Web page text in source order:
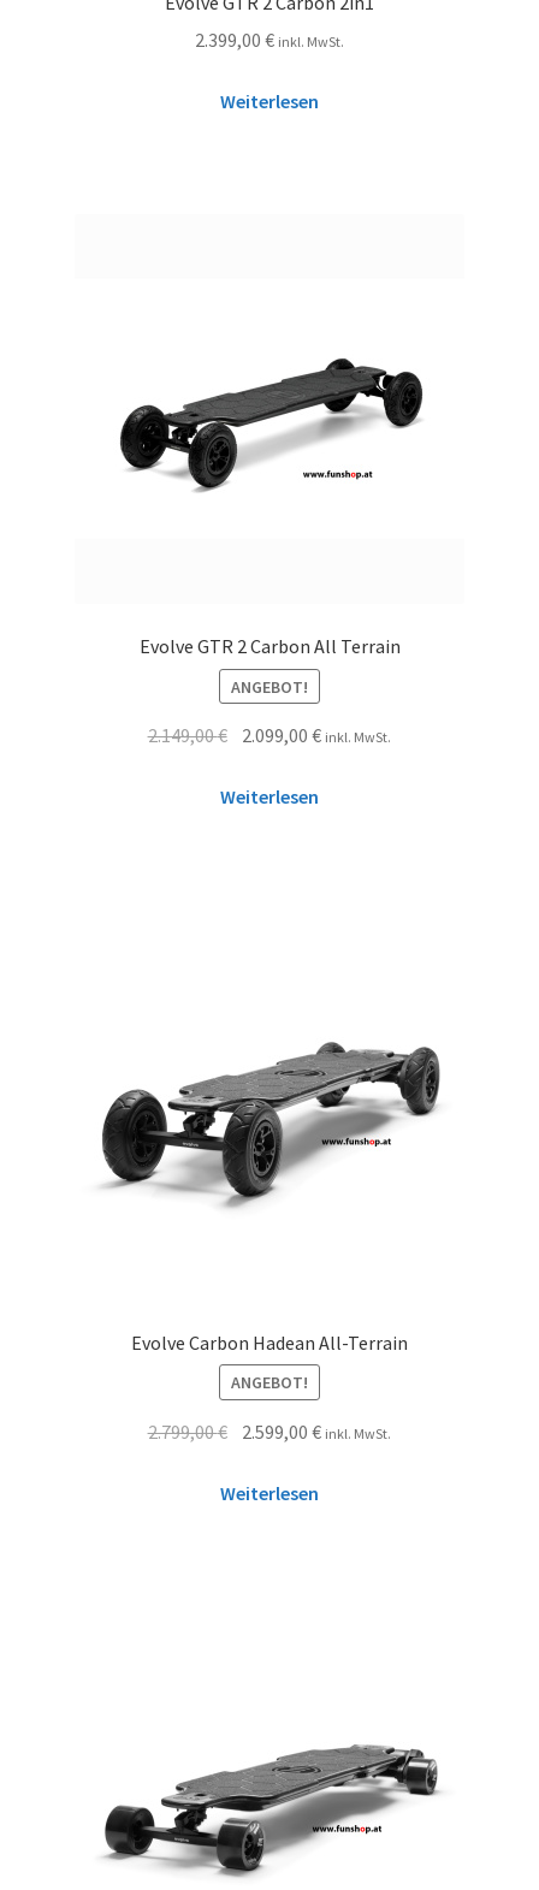
2.399,00 € inkl. MwSt.
Weiterlesen
Evolve GTR 2 Carbon All Terrain
ANGEBOT!
2.149,00€ 2.099,00€ inkl. MwSt.
Weiterlesen
Evolve Carbon Hadean All-Terrain
ANGEBOT!
2.799,00€ 2.599,00€ inkl. MwSt.
Weiterlesen